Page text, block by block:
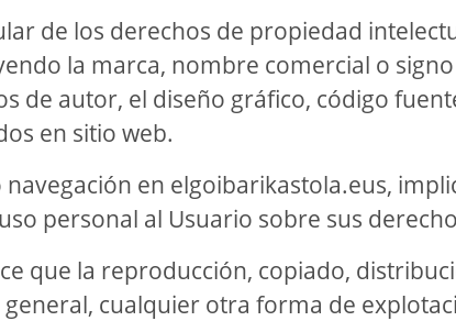
de los derechos de propiedad
la marca, nombre comercial o
de autor, el diseño gráfico, código
en sitio web.
navegación en elgoibarikastola.eus,
uso personal al Usuario sobre sus
que la reproducción, copiado,
cualquier otra forma de